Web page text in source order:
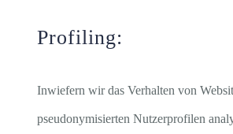
Profiling:
Inwiefern wir das Verhalten von
pseudonymisierten Nutzerprofilen